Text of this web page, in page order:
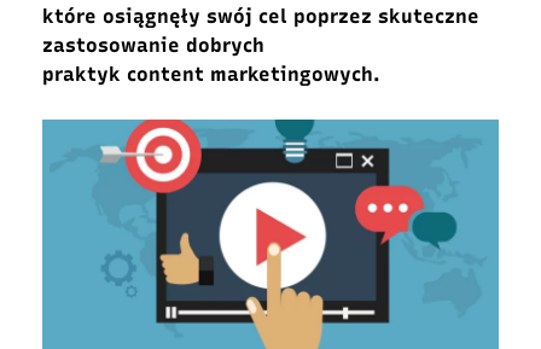
które osiągnęły swój cel poprzez skuteczne
zastosowanie dobrych
praktyk content marketingowych.